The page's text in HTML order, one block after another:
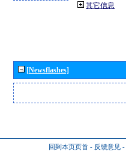
其它信息
[Newsflashes]
回到本页页首 - 反馈意见 -